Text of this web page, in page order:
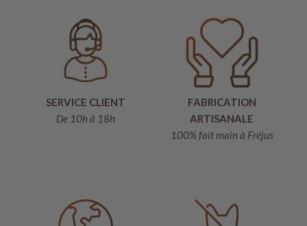
SERVICE CLIENT
De 10h à 18h
FABRICATION
ARTISANALE
100% fait main à Fréjus